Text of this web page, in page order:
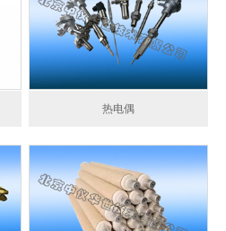
热电偶